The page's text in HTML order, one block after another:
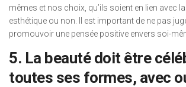
mêmes et nos choix, qu’ils soient en lien avec
esthétique ou non. Il est important de ne pas
promouvoir une pensée positive envers soi-
5. La beauté doit être
toutes ses formes, avec